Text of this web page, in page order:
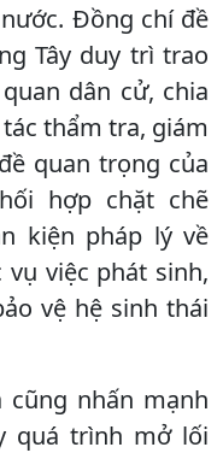
Đồng chí đề
Tây duy trì trao
dân cử, chia
thẩm tra, giám
quan trọng của
hợp chặt chẽ
kiện pháp lý về
việc phát sinh,
vệ hệ sinh thái
cũng nhấn mạnh
quá trình mở lối